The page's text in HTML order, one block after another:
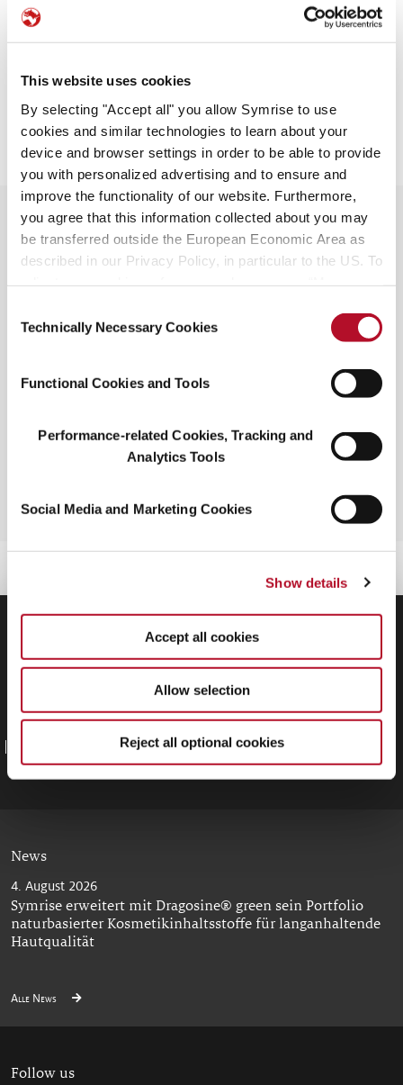
This website uses cookies
By selecting "Accept all" you allow Symrise to use
cookies and similar technologies to learn about your
device and browser settings in order to be able to provide
you with personalized advertising and to ensure and
improve the functionality of our website. Furthermore,
you agree that this information collected about you may
be transferred outside the European Economic Area as
described in our Privacy Policy, in particular to the US. To
information.
Selection
Technically Necessary Cookies
Functional Cookies and Tools
Performance-related Cookies, Tracking and
Analytics Tools
Social Media and Marketing Cookies
Show details
Accept all cookies
Allow selection
Reject all optional cookies
Seiten.
Sie erreichen unsere Unternehmenszentrale in
Holzminden unter:
E-mail:info@symrise.com.
Kontakt
Christina Witter
Pressemitteilungen
Termine und Veranstaltungen
Mediathek
News
4. August 2026
Symrise erweitert mit Dragosine® green sein Portfolio
naturbasierter Kosmetikinhaltsstoffe für langanhaltende
Hautqualität
Alle News
Follow us